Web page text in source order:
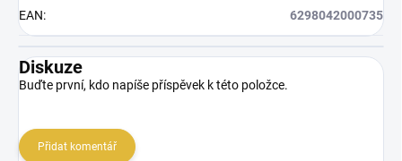
EAN: 6298042000735
Diskuze
Buďte první, kdo napíše příspěvek k této položce.
Přidat komentář